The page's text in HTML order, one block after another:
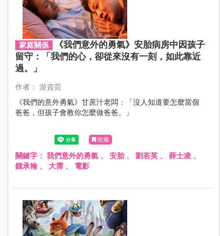
家庭關係
《我們意外的勇氣》安胎病房中因孩子
留守：「我們的心，卻從來沒有一刻，如此靠近
過。」
作者： 游資芸
《我們的意外勇氣》甘蔗汁老闆：「沒人知道要怎麼當個
爸爸，但孩子會教你怎麼做爸爸。」
收藏
關鍵字： 我們意外的勇氣、 安胎、 劉若英、 薛士凌、
鍾承翰、 大霈、 電影